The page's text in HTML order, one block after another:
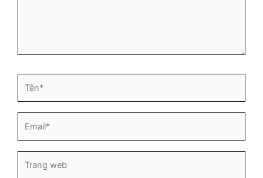
web